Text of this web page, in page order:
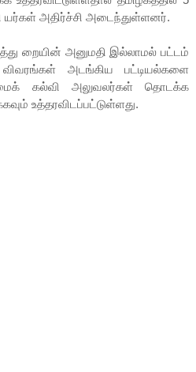
யர்கள் அதிர்ச்சி அடைந்துள்ளனர்.
றையின் அனுமதி இல்லாமல் பட்டம்
விவரங்கள் அடங்கிய பட்டியல்களை
கல்வி அலுவலர்கள் தொடக்க
உத்தரவிடப்பட்டுள்ளது.